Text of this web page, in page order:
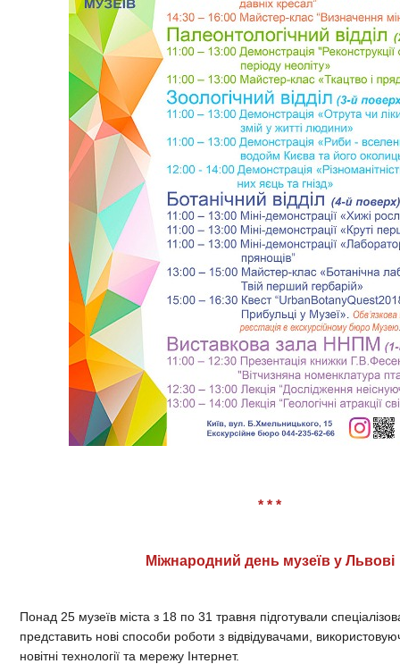
* * *
Міжнародний день музеїв у Львові
Понад 25 музеїв міста з 18 по 31 травня підготували
представить нові способи роботи з відвідувачами,
новітні технології та мережу Інтернет.